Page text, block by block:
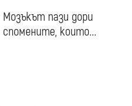
Мозъкът пази дори
спомените, които...